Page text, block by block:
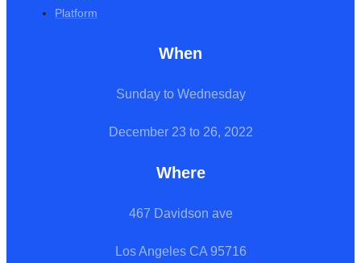
Platform
When
Sunday to Wednesday
December 23 to 26, 2022
Where
467 Davidson ave
Los Angeles CA 95716